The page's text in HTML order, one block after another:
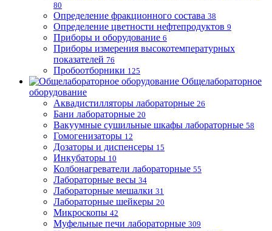
80
Определение фракционного состава 38
Определение цветности нефтепродуктов 9
Приборы и оборудование 6
Приборы измерения высокотемпературных
показателей 76
Пробоотборники 125
Общелабораторное
оборудование
Аквадистилляторы лабораторные 26
Бани лабораторные 20
Вакуумные сушильные шкафы лабораторные 58
Гомогенизаторы 12
Дозаторы и диспенсеры 15
Инкубаторы 10
Колбонагреватели лабораторные 55
Лабораторные весы 34
Лабораторные мешалки 31
Лабораторные шейкеры 20
Микроскопы 42
Муфельные печи лабораторные 309